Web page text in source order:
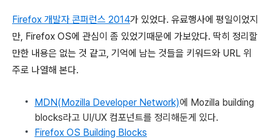
Firefox 개발자 콘퍼런스 2014가 있었다. 유료행사에 평일이었지
만, Firefox OS에 관심이 좀 있었기때문에 가보았다. 딱히 정리할
만한 내용은 없는 것 같고, 기억에 남는 것들을 키워드와 URL 위
주로 나열해 본다.
MDN(Mozilla Developer Network)에 Mozilla building
blocks라고 UI/UX 컴포넌트를 정리해둔게 있다.
Firefox OS Building Blocks